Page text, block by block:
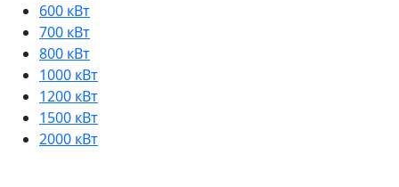
600 кВт
700 кВт
800 кВт
1000 кВт
1200 кВт
1500 кВт
2000 кВт